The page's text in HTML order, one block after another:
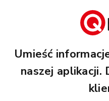
Umieść
naszej